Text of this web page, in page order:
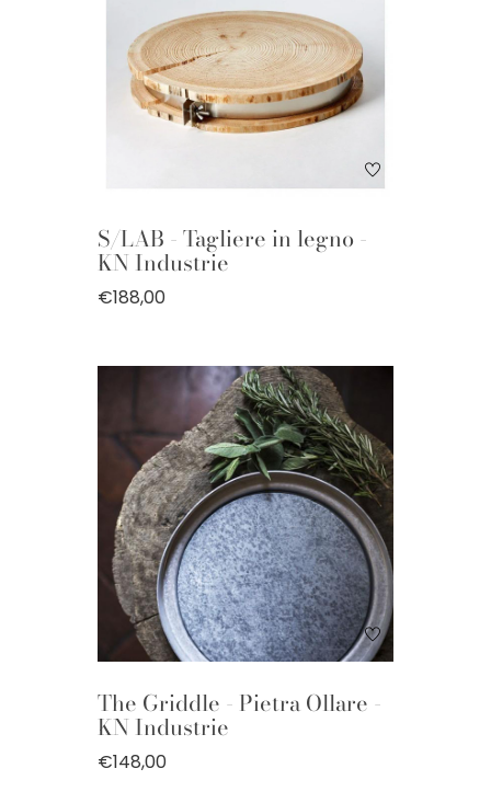
S/LAB - Tagliere in legno -
KN Industrie
€188,00
The Griddle - Pietra Ollare -
KN Industrie
€148,00